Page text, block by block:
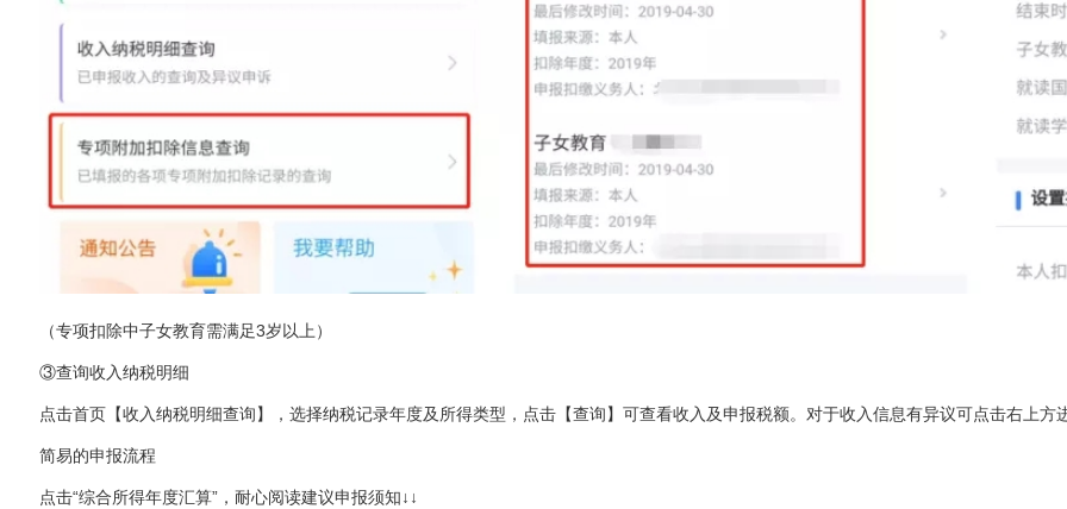
（专项扣除中子女教育需满足3岁以上）
③查询收入纳税明细
点击首页【收入纳税明细查询】，选择纳税记录年度及所得类型，点击【查询】可查看收入及申报税额。对于收入信息有异议可点击右上方
简易的申报流程
点击“综合所得年度汇算”，耐心阅读建议申报须知↓↓